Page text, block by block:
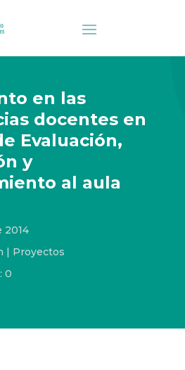
en las
docentes en
Evaluación,
y
al aula
2014
| Proyectos
0